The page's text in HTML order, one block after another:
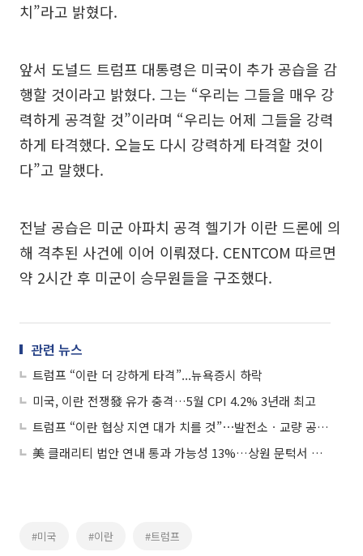
치”라고 밝혔다.
앞서 도널드 트럼프 대통령은 미국이 추가 공습을 감
행할 것이라고 밝혔다. 그는 “우리는 그들을 매우 강
력하게 공격할 것”이라며 “우리는 어제 그들을 강력
하게 타격했다. 오늘도 다시 강력하게 타격할 것이
다”고 말했다.
전날 공습은 미군 아파치 공격 헬기가 이란 드론에 의
해 격추된 사건에 이어 이뤄졌다. CENTCOM 따르면
약 2시간 후 미군이 승무원들을 구조했다.
관련 뉴스
트럼프 “이란 더 강하게 타격”...뉴욕증시 하락
미국, 이란 전쟁發 유가 충격…5월 CPI 4.2% 3년래 최고
트럼프 “이란 협상 지연 대가 치를 것”⋯발전소ㆍ교량 공습 검토
美 클래리티 법안 연내 통과 가능성 13%…상원 문턱서 제동
#미국 #이란 #트럼프